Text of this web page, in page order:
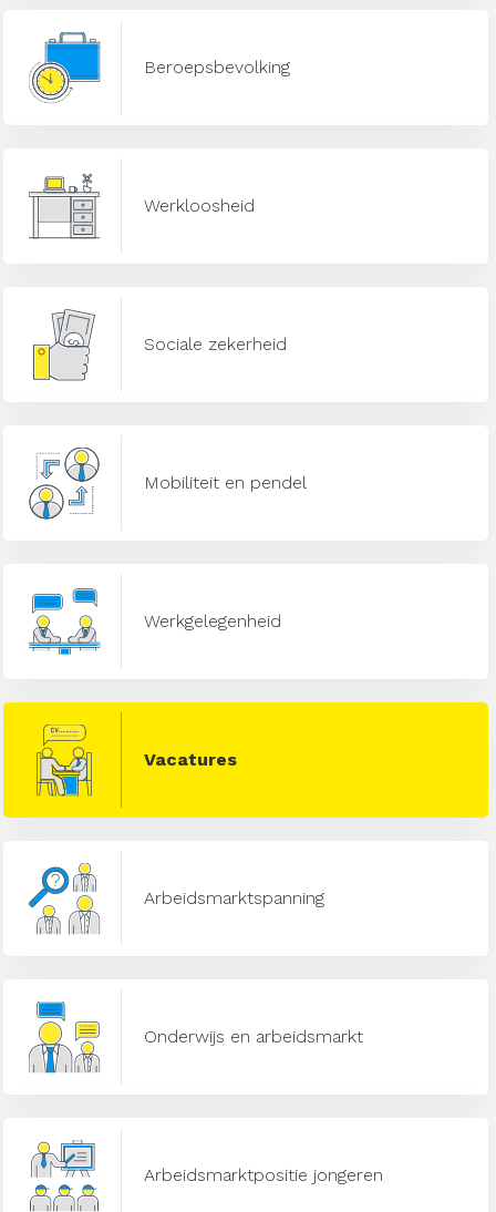
Beroepsbevolking
Werkloosheid
Sociale zekerheid
Mobiliteit en pendel
Werkgelegenheid
Vacatures
Arbeidsmarktspanning
Onderwijs en arbeidsmarkt
Arbeidsmarktpositie jongeren